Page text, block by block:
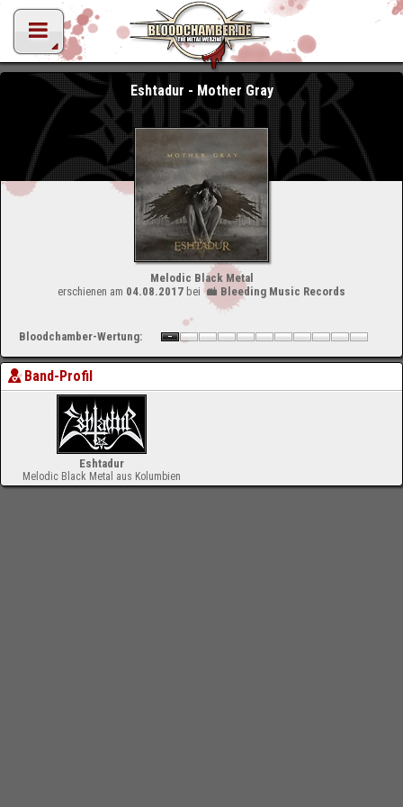
Eshtadur - Mother Gray
Melodic Black Metal
erschienen am 04.08.2017 bei Bleeding Music Records
Bloodchamber-Wertung:
Band-Profil
Eshtadur
Melodic Black Metal aus Kolumbien